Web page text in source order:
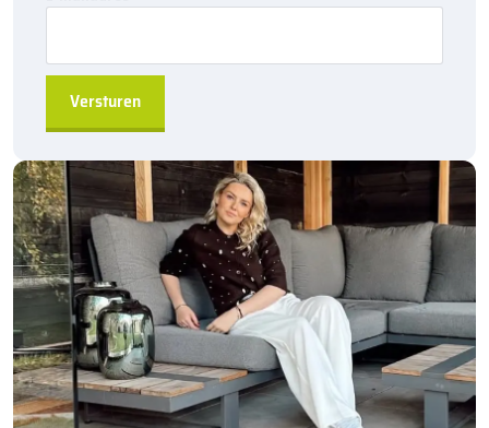
bijvoorbeeldLithofin Actiefreinigereen passende keuze. Hiermee
Sierbestratingsmarkt.com: de beste prijs,
snelle levering
in Nederland. Dankzij onze ruime voorraad en snelle levering kun
je snel aan de slag met jouw klus. Ook wanneer je hardnekkige
hars of epoxyresten wilt verwijderen. Bestel daarom vandaag
nog en ontdek de hoogwaardige kwaliteit van
Lithofin
reinigingsmiddelen
bij Sierbestratingsmarkt.com.